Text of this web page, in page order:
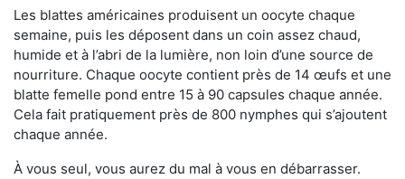
Les blattes américaines produisent un oocyte chaque
semaine, puis les déposent dans un coin assez chaud,
humide et à l’abri de la lumière, non loin d’une source de
nourriture. Chaque oocyte contient près de 14 œufs et une
blatte femelle pond entre 15 à 90 capsules chaque année.
Cela fait pratiquement près de 800 nymphes qui s’ajoutent
chaque année.
À vous seul, vous aurez du mal à vous en débarrasser.